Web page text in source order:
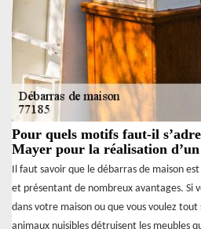
Pour quels motifs faut-il
Mayer pour la réalisation
Il faut savoir que le débarras de maison
et présentant de nombreux avantages. Si
dans votre maison ou que vous voulez
animaux nuisibles détruisent les meubles